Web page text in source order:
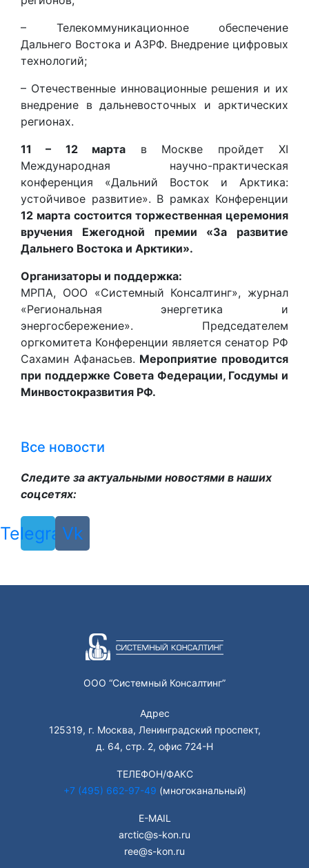
– Телекоммуникационное обеспечение
Дальнего Востока и АЗРФ. Внедрение цифровых
технологий;
– Отечественные инновационные решения и их
внедрение в дальневосточных и арктических
регионах.
11 – 12 марта в Москве пройдет XI
Международная научно-практическая
конференция «Дальний Восток и Арктика:
устойчивое развитие». В рамках Конференции
12 марта состоится торжественная церемония
вручения Ежегодной премии «За развитие
Дальнего Востока и Арктики».
Организаторы и поддержка:
МРПА, ООО «Системный Консалтинг», журнал
«Региональная энергетика и
энергосбережение». Председателем
оргкомитета Конференции является сенатор РФ
Сахамин Афанасьев. Мероприятие проводится
при поддержке Совета Федерации, Госдумы и
Минвостокразвития РФ.
Все новости
Следите за актуальными новостями в наших
соцсетях:
Telegram
Vk
ООО “Системный Консалтинг”
Адрес
125319, г. Москва, Ленинградский проспект,
д. 64, стр. 2, офис 724-Н
ТЕЛЕФОН/ФАКС
+7 (495) 662-97-49 (многоканальный)
E-MAIL
arctic@s-kon.ru
ree@s-kon.ru